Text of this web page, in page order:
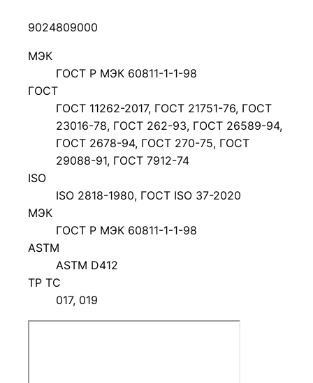
9024809000
МЭК
ГОСТ Р МЭК 60811-1-1-98
ГОСТ
ГОСТ 11262-2017, ГОСТ 21751-76, ГОСТ
23016-78, ГОСТ 262-93, ГОСТ 26589-94,
ГОСТ 2678-94, ГОСТ 270-75, ГОСТ
29088-91, ГОСТ 7912-74
ISO
ISO 2818-1980, ГОСТ ISO 37-2020
МЭК
ГОСТ Р МЭК 60811-1-1-98
ASTM
ASTM D412
ТР ТС
017, 019